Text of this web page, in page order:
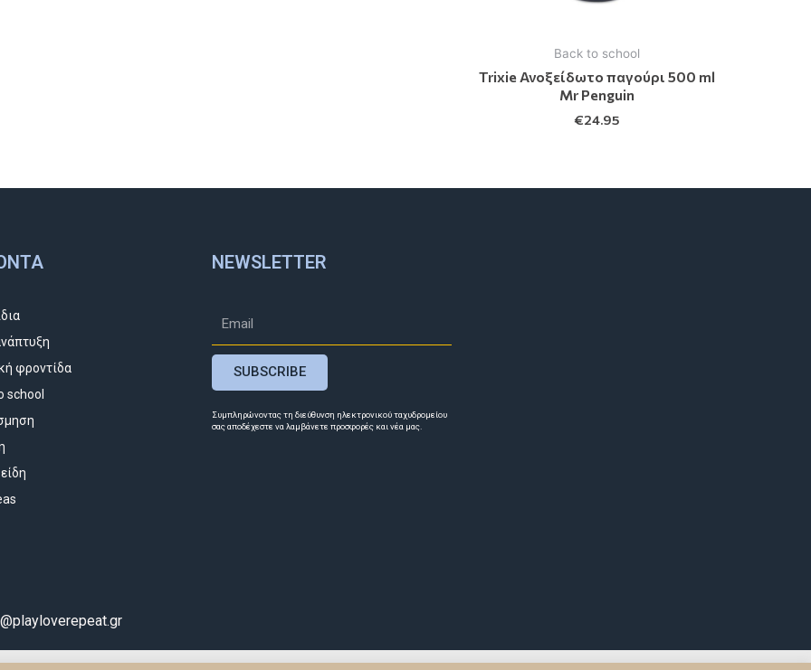
Back to school
Trixie Ανοξείδωτο παγούρι 500 ml
Mr Penguin
€24.95
φροντίδα
school
NEWSLETTER
SUBSCRIBE
Συμπληρώνοντας τη διεύθυνση ηλεκτρονικού ταχυδρομείου
σας αποδέχεστε να λαμβάνετε προσφορές και νέα μας.